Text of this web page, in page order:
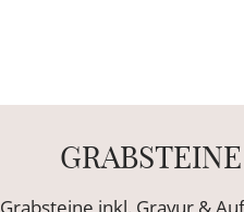
Grabsteine inkl. Gravur &